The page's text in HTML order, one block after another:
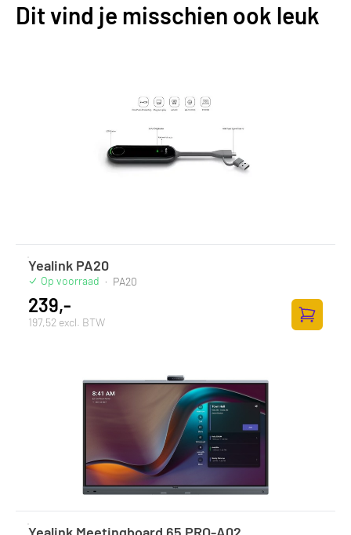
Dit vind je misschien ook leuk
Yealink PA20
Op voorraad · PA20
239,-
197,52 excl. BTW
Yealink Meetingboard 65 PRO-A02